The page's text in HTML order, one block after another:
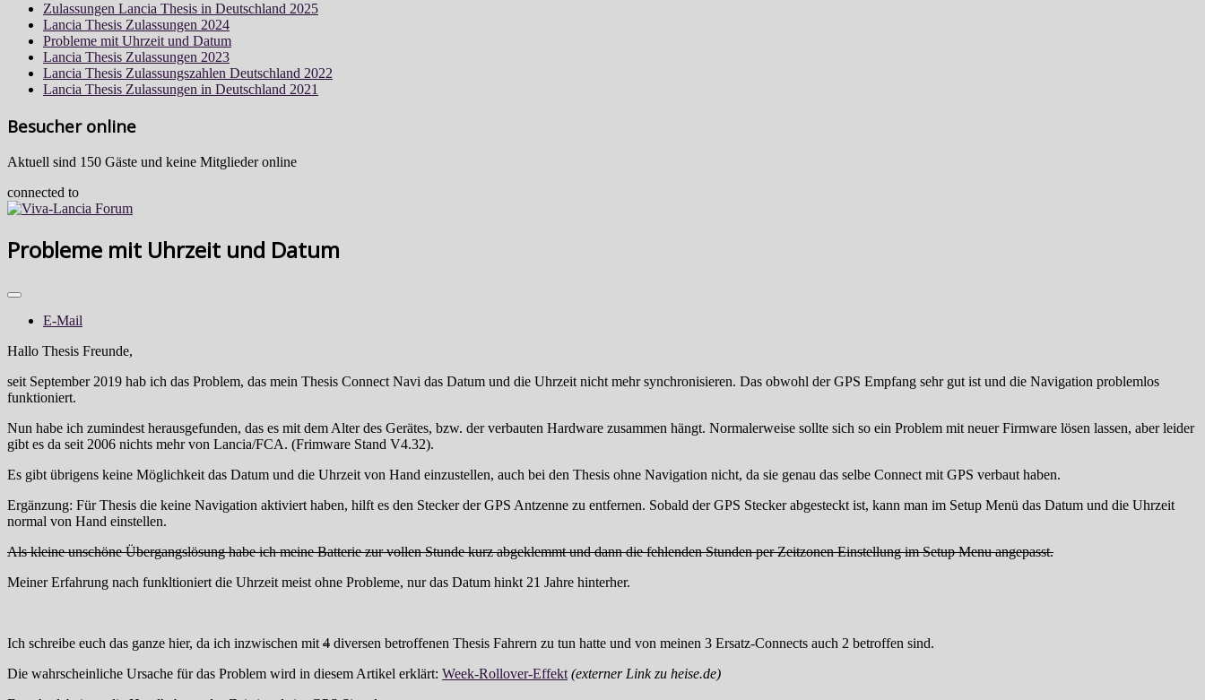
Zulassungen Lancia Thesis in Deutschland 2025
Lancia Thesis Zulassungen 2024
Probleme mit Uhrzeit und Datum
Lancia Thesis Zulassungen 2023
Lancia Thesis Zulassungszahlen Deutschland 2022
Lancia Thesis Zulassungen in Deutschland 2021
Besucher online
Aktuell sind 150 Gäste und keine Mitglieder online
connected to
Probleme mit Uhrzeit und Datum
E-Mail
Hallo Thesis Freunde,
seit September 2019 hab ich das Problem, das mein Thesis Connect Navi das Datum und die Uhrzeit nicht mehr synchronisieren. Das obwohl der GPS Empfang sehr gut ist und die Navigation problemlos
funktioniert.
Nun habe ich zumindest herausgefunden, das es mit dem Alter des Gerätes, bzw. der verbauten Hardware zusammen hängt. Normalerweise sollte sich so ein Problem mit neuer Firmware lösen lassen, aber leider
gibt es da seit 2006 nichts mehr von Lancia/FCA. (Frimware Stand V4.32).
Es gibt übrigens keine Möglichkeit das Datum und die Uhrzeit von Hand einzustellen, auch bei den Thesis ohne Navigation nicht, da sie genau das selbe Connect mit GPS verbaut haben.
Ergänzung: Für Thesis die keine Navigation aktiviert haben, hilft es den Stecker der GPS Antzenne zu entfernen. Sobald der GPS Stecker abgesteckt ist, kann man im Setup Menü das Datum und die Uhrzeit
normal von Hand einstellen.
Als kleine unschöne Übergangslösung habe ich meine Batterie zur vollen Stunde kurz abgeklemmt und dann die fehlenden Stunden per Zeitzonen Einstellung im Setup Menu angepasst.
Meiner Erfahrung nach funkltioniert die Uhrzeit meist ohne Probleme, nur das Datum hinkt 21 Jahre hinterher.
Ich schreibe euch das ganze hier, da ich inzwischen mit 4 diversen betroffenen Thesis Fahrern zu tun hatte und von meinen 3 Ersatz-Connects auch 2 betroffen sind.
Die wahrscheinliche Ursache für das Problem wird in diesem Artikel erklärt: Week-Rollover-Effekt (externer Link zu heise.de)